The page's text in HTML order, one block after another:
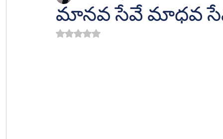
మానవ సేవే మాధవ
Rated NaN out of 5 stars.